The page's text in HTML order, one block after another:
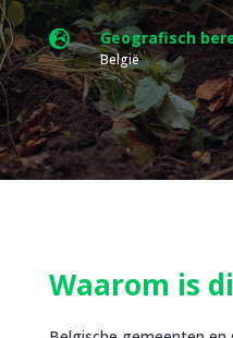
 Geografisch
België
Waarom is